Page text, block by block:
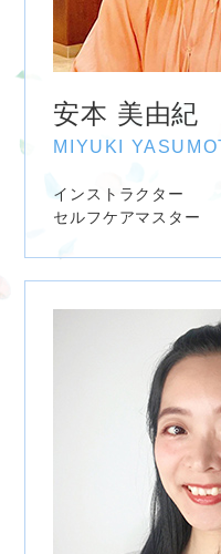
安本 美由紀
MIYUKI
インストラクター
セルフケアマスター